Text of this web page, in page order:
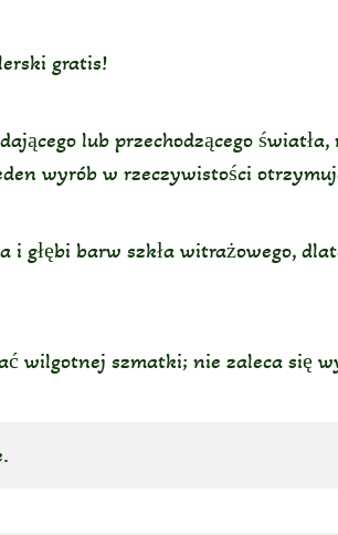
gratis!
lub przechodzącego
wyrób w rzeczywistości
i głębi barw szkła witrażowego,
wilgotnej szmatki; nie zaleca się